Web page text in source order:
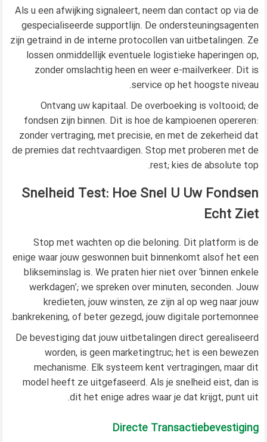
Als u een afwijking signaleert, neem dan contact op via de
gespecialiseerde supportlijn. De ondersteuningsagenten
zijn getraind in de interne protocollen van uitbetalingen. Ze
lossen onmiddellijk eventuele logistieke haperingen op,
zonder omslachtig heen en weer e-mailverkeer. Dit is
service op het hoogste niveau.
Ontvang uw kapitaal. De overboeking is voltooid; de
fondsen zijn binnen. Dit is hoe de kampioenen opereren:
zonder vertraging, met precisie, en met de zekerheid dat
de premies dat rechtvaardigen. Stop met proberen met de
rest; kies de absolute top.
Snelheid Test: Hoe Snel U Uw Fondsen
Echt Ziet
Stop met wachten op die beloning. Dit platform is de
enige waar jouw geswonnen buit binnenkomt alsof het een
blikseminslag is. We praten hier niet over ‘binnen enkele
werkdagen’; we spreken over minuten, seconden. Jouw
kredieten, jouw winsten, ze zijn al op weg naar jouw
bankrekening, of beter gezegd, jouw digitale portemonnee.
De bevestiging dat jouw uitbetalingen direct gerealiseerd
worden, is geen marketingtruc; het is een bewezen
mechanisme. Elk systeem kent vertragingen, maar dit
model heeft ze uitgefaseerd. Als je snelheid eist, dan is
dit het enige adres waar je dat krijgt, punt uit.
Directe Transactiebevestiging